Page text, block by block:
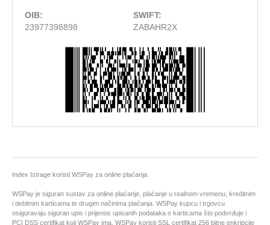
OIB:
23977398898
SWIFT:
ZABAHR2X
Index Istrage koristi WSPay za online plaćanja.
WSPay je siguran sustav za online plaćanje, plaćanje u realnom vremenu, kreditnim
i debitnim karticama te drugim načinima plaćanja. WSPay kupcu i trgovcu
osiguravaju siguran upis i prijenos upisanih podataka o karticama što podvrđuje i
PCI DSS certifikat koji WSPay ima. WSPay koristi SSL certifikat 256 bitne enkripcije